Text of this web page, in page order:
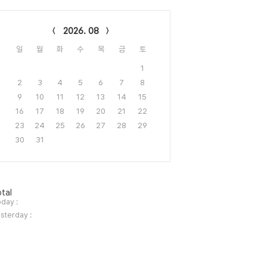
2026. 08
일 월 화 수 목 금 토
1
2
3 4 5 6 7
8
9
10 11 12 13 14
15
16
17 18 19 20 21
22
23
24 25 26 27 28
29
30
31
:
: